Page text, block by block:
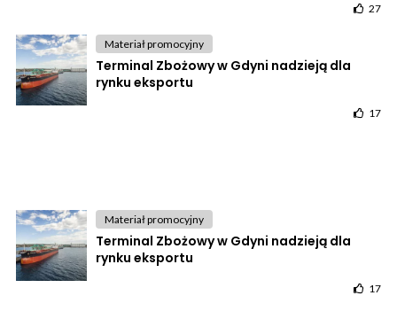
27
Materiał promocyjny
Terminal Zbożowy w Gdyni nadzieją dla
rynku eksportu
17
Materiał promocyjny
Terminal Zbożowy w Gdyni nadzieją dla
rynku eksportu
17